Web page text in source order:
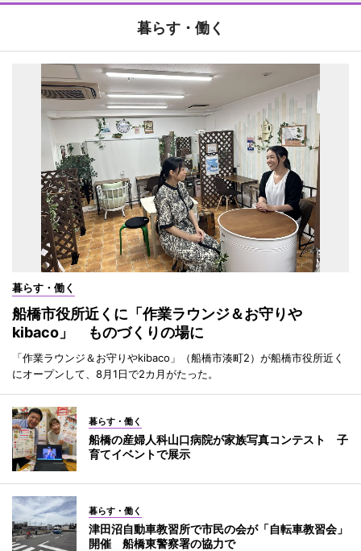
暮らす・働く
暮らす・働く
船橋市役所近くに「作業ラウンジ＆お守りや
kibaco」 ものづくりの場に
「作業ラウンジ＆お守りやkibaco」（船橋市湊町2）が船橋市役所近く
にオープンして、8月1日で2カ月がたった。
暮らす・働く
船橋の産婦人科山口病院が家族写真コンテスト 子
育てイベントで展示
暮らす・働く
津田沼自動車教習所で市民の会が「自転車教習会」
開催 船橋東警察署の協力で